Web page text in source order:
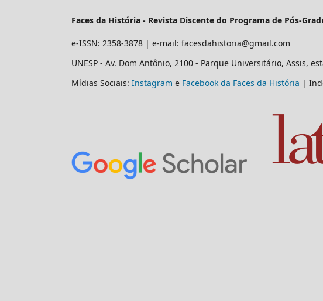
Faces da História - Revista Discente do Programa de Pós-
e-ISSN: 2358-3878 | e-mail: facesdahistoria@gmail.com
UNESP - Av. Dom Antônio, 2100 - Parque Universitário, Assis,
Mídias Sociais: Instagram e Facebook da Faces da História |